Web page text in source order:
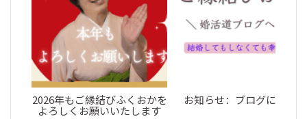
2026年もご縁結びふくおかを
よろしくお願いいたします
お知らせ：ブログについて